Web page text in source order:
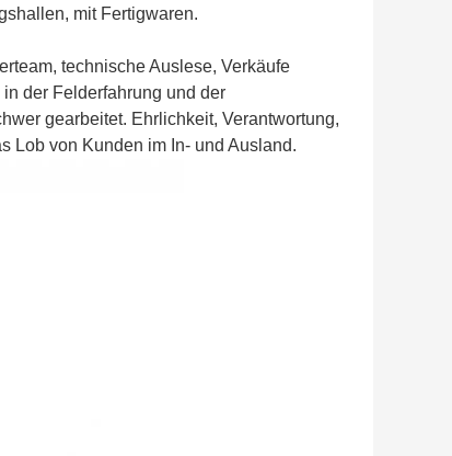
mit Fertigwaren.
technische Auslese, Verkäufe
der Felderfahrung und der
gearbeitet. Ehrlichkeit, Verantwortung,
Lob von Kunden im In- und Ausland.